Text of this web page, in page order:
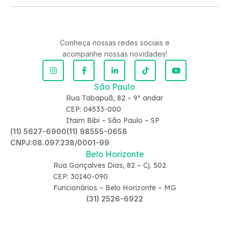
Conheça nossas redes sociais e
acompanhe nossas novidades!
São Paulo
Rua Tabapuã, 82 – 9º andar
CEP: 04533-000
Itaim Bibi – São Paulo – SP
(11) 5627-6900(11) 98555-0658
CNPJ:08.097.238/0001-99
Belo Horizonte
Rua Gonçalves Dias, 82 – Cj. 502
CEP: 30140-090
Funcionários – Belo Horizonte – MG
(31) 2526-6922